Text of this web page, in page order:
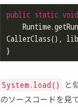
public static void
CallerClass(),
System.load() と
のソースコードを見